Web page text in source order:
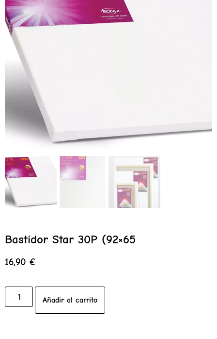
Bastidor Star 30P (92×65
16,90 €
Añadir al carrito